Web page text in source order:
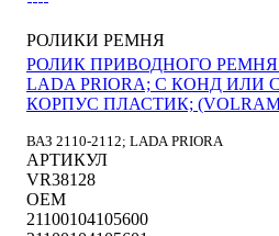
РОЛИКИ РЕМНЯ
РОЛИК ПРИВОДНОГО РЕМНЯ
LADA PRIORA; С КОНД ИЛИ
КОРПУС ПЛАСТИК;
ВАЗ 2110-2112; LADA PRIORA
АРТИКУЛ
VR38128
OEM
21100104105600